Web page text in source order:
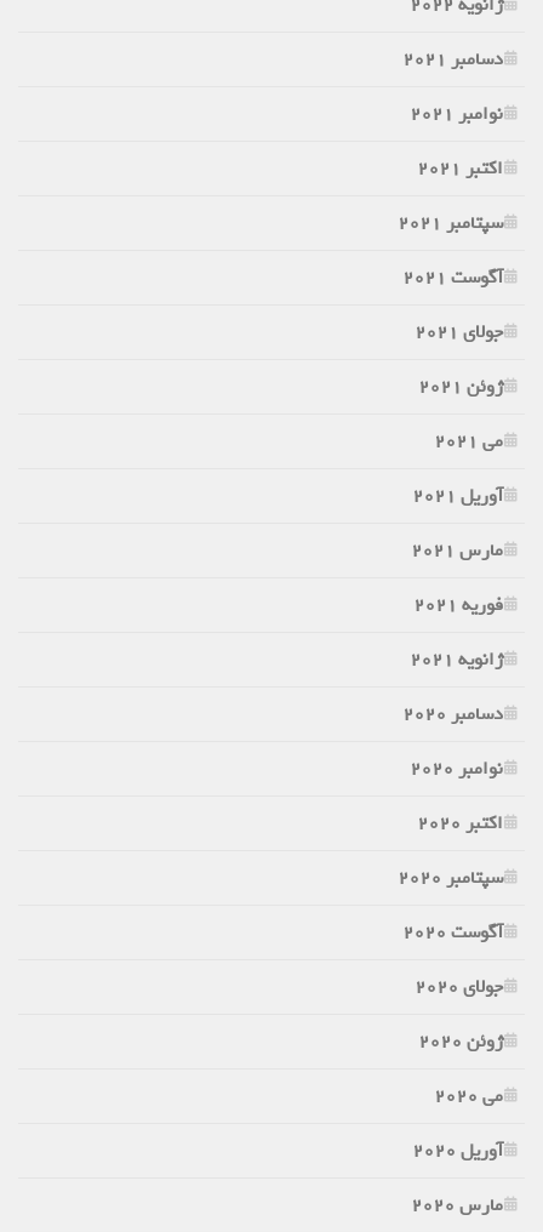
دسامبر 2021
نوامبر 2021
اکتبر 2021
سپتامبر 2021
آگوست 2021
جولای 2021
ژوئن 2021
می 2021
آوریل 2021
مارس 2021
فوریه 2021
ژانویه 2021
دسامبر 2020
نوامبر 2020
اکتبر 2020
سپتامبر 2020
آگوست 2020
جولای 2020
ژوئن 2020
می 2020
آوریل 2020
مارس 2020